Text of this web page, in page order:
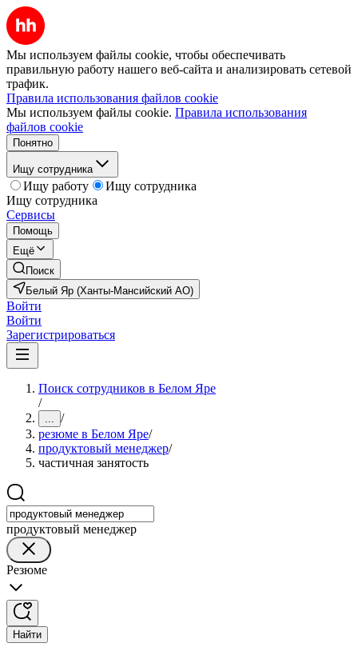
Мы используем файлы cookie, чтобы обеспечивать
правильную работу нашего веб-сайта и анализировать сетевой
трафик.
Правила использования файлов cookie
Мы используем файлы cookie. Правила использования
файлов cookie
Понятно
Ищу сотрудника
Ищу работу
Ищу сотрудника
Ищу сотрудника
Сервисы
Помощь
Ещё
Поиск
Белый Яр (Ханты-Мансийский АО)
Войти
Войти
Зарегистрироваться
Поиск сотрудников в Белом Яре
/
... /
резюме в Белом Яре/
продуктовый менеджер/
частичная занятость
продуктовый менеджер
Резюме
Найти